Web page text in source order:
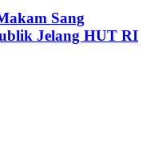
Sang
Jelang HUT RI